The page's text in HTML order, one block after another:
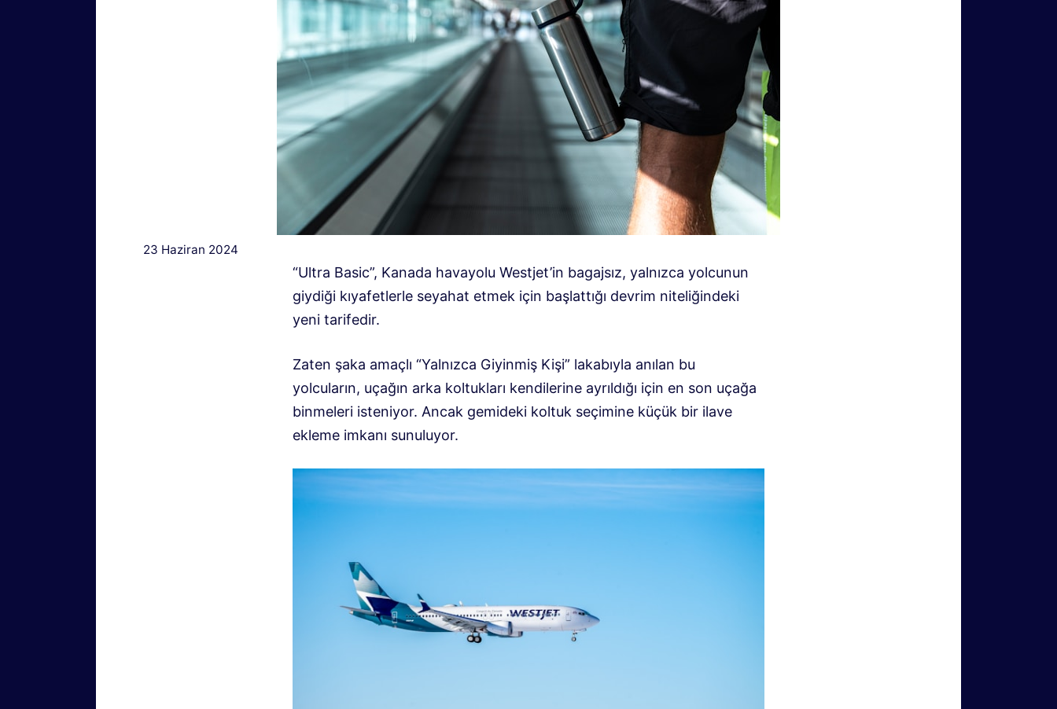
23 Haziran 2024
“Ultra Basic”, Kanada havayolu Westjet’in bagajsız, yalnızca yolcunun
giydiği kıyafetlerle seyahat etmek için başlattığı devrim niteliğindeki
yeni tarifedir.
Zaten şaka amaçlı “Yalnızca Giyinmiş Kişi” lakabıyla anılan bu
yolcuların, uçağın arka koltukları kendilerine ayrıldığı için en son uçağa
binmeleri isteniyor. Ancak gemideki koltuk seçimine küçük bir ilave
ekleme imkanı sunuluyor.